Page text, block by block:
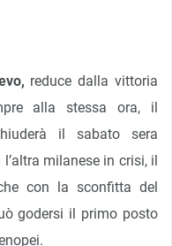
reduce dalla vittoria
alla stessa ora, il
il sabato sera
milanese in crisi, il
con la sconfitta del
godersi il primo posto